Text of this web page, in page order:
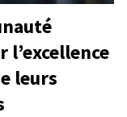
leurs